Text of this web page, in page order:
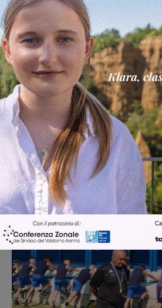
Continuano le ricerche di
Prefettura: “In caso di
il 112”
Articolo precedente
Subbuglio nel Pd di Rignano. Dopo la
bufera interviene Lorenzini: “Provo
disagio e imbarazzo per la situazione
del partito”
Ultime Notizie